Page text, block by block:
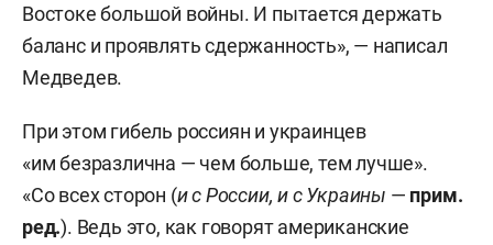
Востоке большой войны. И пытается держать
баланс и проявлять сдержанность», — написал
Медведев.
При этом гибель россиян и украинцев
«им безразлична — чем больше, тем лучше».
«Со всех сторон (и с России, и с Украины — прим.
ред.). Ведь это, как говорят американские